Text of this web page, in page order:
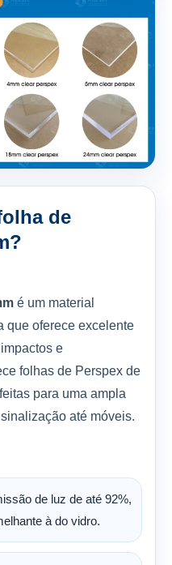
de
é um material
que oferece excelente
e
folhas de Perspex de
para uma ampla
até móveis.
de luz de até 92%,
à do vidro.